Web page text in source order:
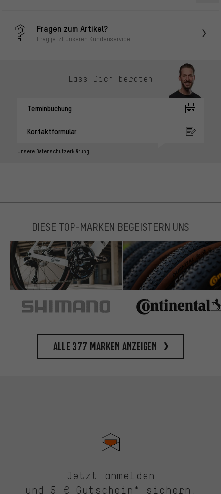
Fragen zum Artikel?
Frag jetzt unseren Kundenservice!
Lass Dich beraten
Terminbuchung
Kontaktformular
Unsere Datenschutzerklärung
DIESE TOP-MARKEN BEGEISTERN UNS
Alle 377 Marken anzeigen
Jetzt anmelden
und 5 € Gutschein* sichern.